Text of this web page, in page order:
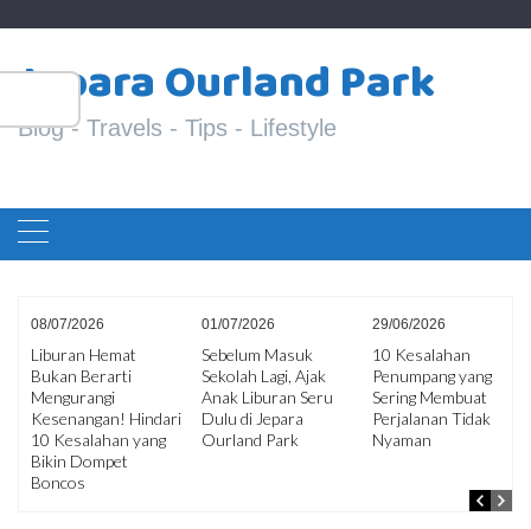
content
Jepara Ourland Park
Blog - Travels - Tips - Lifestyle
08/07/2026
Liburan Hemat
Bukan Berarti
Mengurangi
Kesenangan! Hindari
10 Kesalahan yang
Bikin Dompet
Boncos
01/07/2026
Sebelum Masuk
Sekolah Lagi, Ajak
Anak Liburan Seru
Dulu di Jepara
Ourland Park
29/06/2026
10 Kesalahan
Penumpang yang
Sering Membuat
Perjalanan Tidak
Nyaman